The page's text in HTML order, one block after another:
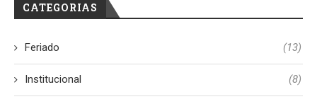
CATEGORIAS
Feriado (13)
Institucional (8)